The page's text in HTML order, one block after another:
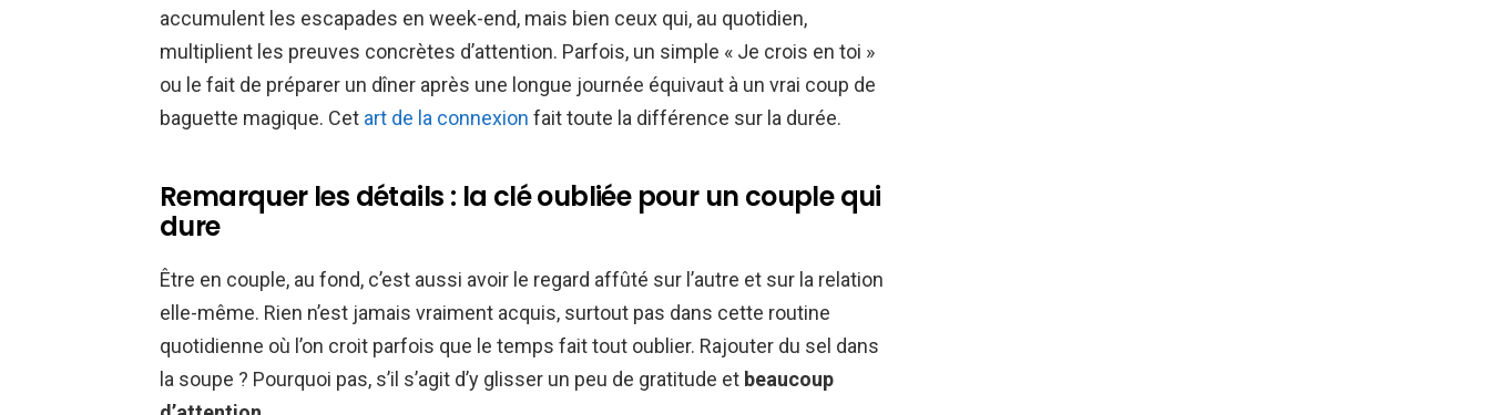
accumulent les escapades en week-end, mais bien ceux qui, au quotidien,
multiplient les preuves concrètes d’attention. Parfois, un simple « Je crois en toi »
ou le fait de préparer un dîner après une longue journée équivaut à un vrai coup de
baguette magique. Cet art de la connexion fait toute la différence sur la durée.
Remarquer les détails : la clé oubliée pour un couple qui
dure
Être en couple, au fond, c’est aussi avoir le regard affûté sur l’autre et sur la relation
elle-même. Rien n’est jamais vraiment acquis, surtout pas dans cette routine
quotidienne où l’on croit parfois que le temps fait tout oublier. Rajouter du sel dans
la soupe ? Pourquoi pas, s’il s’agit d’y glisser un peu de gratitude et beaucoup